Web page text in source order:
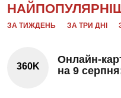
ЗА ТИЖДЕНЬ ЗА ТРИ ДНІ
360K
Онлайн-
на 9